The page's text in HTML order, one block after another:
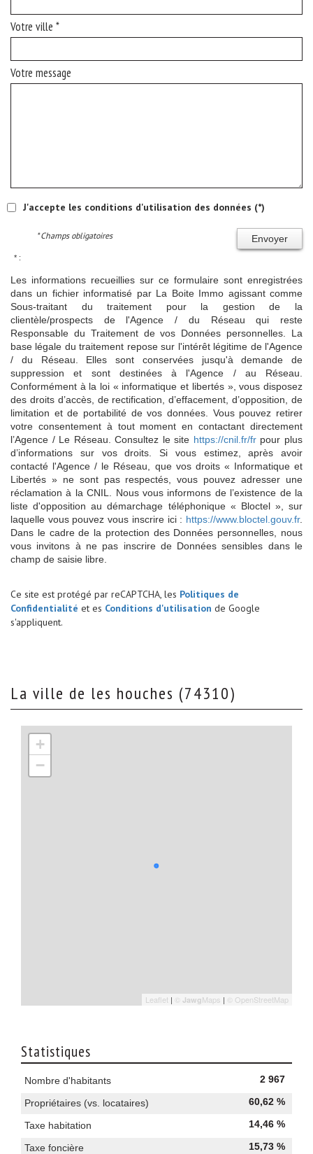
Votre ville *
Votre message
J'accepte les conditions d'utilisation des données (*)
Envoyer
* Champs obligatoires
* :
Les informations recueillies sur ce formulaire sont enregistrées
dans un fichier informatisé par La Boite Immo agissant comme
Sous-traitant du traitement pour la gestion de la
clientèle/prospects de l'Agence / du Réseau qui reste
Responsable du Traitement de vos Données personnelles. La
base légale du traitement repose sur l'intérêt légitime de l'Agence
/ du Réseau. Elles sont conservées jusqu'à demande de
suppression et sont destinées à l'Agence / au Réseau.
Conformément à la loi « informatique et libertés », vous disposez
des droits d’accès, de rectification, d’effacement, d’opposition, de
limitation et de portabilité de vos données. Vous pouvez retirer
votre consentement à tout moment en contactant directement
l’Agence / Le Réseau. Consultez le site https://cnil.fr/frpour plus
d’informations sur vos droits. Si vous estimez, après avoir
contacté l'Agence / le Réseau, que vos droits « Informatique et
Libertés » ne sont pas respectés, vous pouvez adresser une
réclamation à la CNIL. Nous vous informons de l’existence de la
liste d'opposition au démarchage téléphonique « Bloctel », sur
laquelle vous pouvez vous inscrire ici : https://www.bloctel.gouv.fr.
Dans le cadre de la protection des Données personnelles, nous
vous invitons à ne pas inscrire de Données sensibles dans le
champ de saisie libre.
Ce site est protégé par reCAPTCHA, les Politiques de
Confidentialité et es Conditions d'utilisation de Google
s'appliquent.
la ville de les houches (74310)
+
−
Leaflet | © JawgMaps | © OpenStreetMap
Statistiques
Nombre d'habitants 2 967
Propriétaires (vs. locataires) 60,62 %
Taxe habitation 14,46 %
Taxe foncière 15,73 %